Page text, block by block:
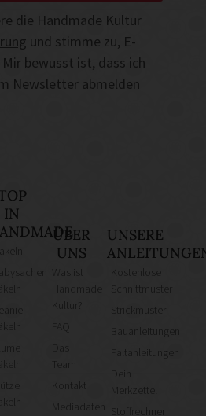
die Handmade Kultur
und stimme zu, E-
bewusst ist, dass ich
Newsletter abmelden
IN
ÜBER
UNS
Was ist
Kultur?
Team
Kontakt
Mediadaten
UNSERE
Kostenlose
Schnittmuster
Strickmuster
Bauanleitungen
Faltanleitungen
Merkzettel
Stoffrechner